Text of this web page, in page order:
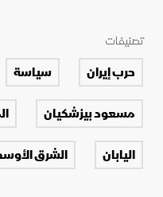
تصنيفات
حرب إيران سياسة
مسعود بيزشكيان
اليابان
الشرق